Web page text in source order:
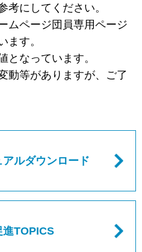
考にしてください。
ページ団員専用ページ
ます。
なっています。
動等がありますが、ご了
アルダウンロード
進TOPICS